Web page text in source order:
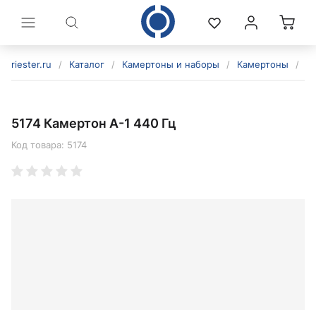
riester.ru / Каталог / Камертоны и наборы / Камертоны /
5174 Камертон A-1 440 Гц
Код товара: 5174